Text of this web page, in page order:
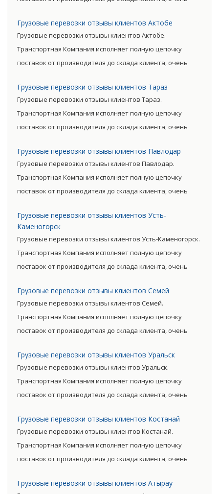
позволяют уменьшить транспортные затраты,
существенно снизив уровень итоговой цены товара.
Грузовые перевозки отзывы клиентов Актобе
Грузовые перевозки отзывы клиентов Актобе.
Транспортная Компания исполняет полную цепочку
поставок от производителя до склада клиента, очень
позволяют уменьшить транспортные затраты,
существенно снизив уровень итоговой цены товара.
Грузовые перевозки отзывы клиентов Тараз
Грузовые перевозки отзывы клиентов Тараз.
Транспортная Компания исполняет полную цепочку
поставок от производителя до склада клиента, очень
позволяют уменьшить транспортные затраты,
существенно снизив уровень итоговой цены товара.
Грузовые перевозки отзывы клиентов Павлодар
Грузовые перевозки отзывы клиентов Павлодар.
Транспортная Компания исполняет полную цепочку
поставок от производителя до склада клиента, очень
позволяют уменьшить транспортные затраты,
существенно снизив уровень итоговой цены товара.
Грузовые перевозки отзывы клиентов Усть-
Каменогорск
Грузовые перевозки отзывы клиентов Усть-Каменогорск.
Транспортная Компания исполняет полную цепочку
поставок от производителя до склада клиента, очень
позволяют уменьшить транспортные затраты,
существенно снизив уровень итоговой цены товара.
Грузовые перевозки отзывы клиентов Семей
Грузовые перевозки отзывы клиентов Семей.
Транспортная Компания исполняет полную цепочку
поставок от производителя до склада клиента, очень
позволяют уменьшить транспортные затраты,
существенно снизив уровень итоговой цены товара.
Грузовые перевозки отзывы клиентов Уральск
Грузовые перевозки отзывы клиентов Уральск.
Транспортная Компания исполняет полную цепочку
поставок от производителя до склада клиента, очень
позволяют уменьшить транспортные затраты,
существенно снизив уровень итоговой цены товара.
Грузовые перевозки отзывы клиентов Костанай
Грузовые перевозки отзывы клиентов Костанай.
Транспортная Компания исполняет полную цепочку
поставок от производителя до склада клиента, очень
позволяют уменьшить транспортные затраты,
Грузовые перевозки отзывы клиентов Атырау